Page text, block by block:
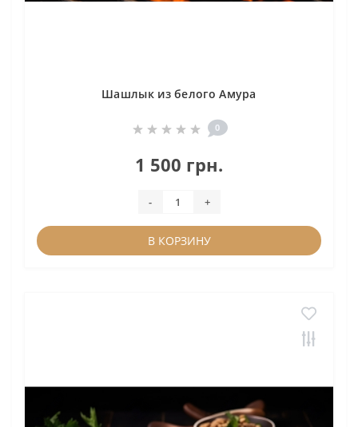
Шашлык из белого Амура
0
1 500 грн.
- +
В КОРЗИНУ